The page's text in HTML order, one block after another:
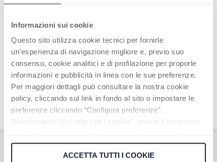
Informazioni sui cookie
Questo sito utilizza cookie tecnici per fornirle
un’esperienza di navigazione migliore e, previo suo
consenso, cookie analitici e di profilazione per proporle
informazioni e pubblicità in linea con le sue preferenze.
Per maggiori dettagli può consultare la nostra cookie
policy, cliccando sul link in fondo al sito o impostare le
preferenze cliccando “Configura preferenze”.
Selezionando “Accetta tutti i cookie”, presta il consenso
consenso cliccando su “Usa solo cookie necessari” e
saranno attivati i soli cookie tecnici necessari al corretto
ACCETTA TUTTI I COOKIE